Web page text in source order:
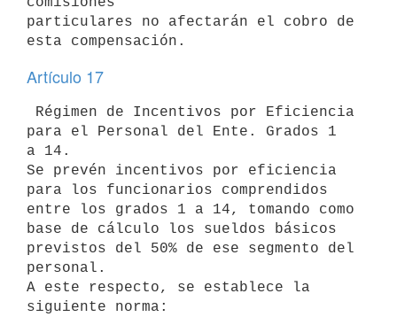
particulares no afectarán el cobro de
Artículo 17
para el Personal del Ente. Grados 1
a 14.
Se prevén incentivos por eficiencia
para los funcionarios comprendidos
entre los grados 1 a 14, tomando como
base de cálculo los sueldos básicos
previstos del 50% de ese segmento del
personal.
A este respecto, se establece la
siguiente norma: